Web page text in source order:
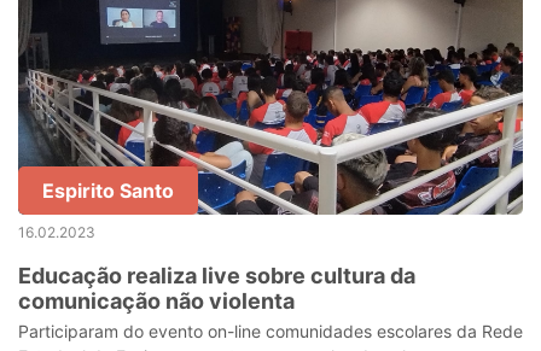
Espirito Santo
16.02.2023
Educação realiza live sobre cultura da
comunicação não violenta
Participaram do evento on-line comunidades escolares da Rede